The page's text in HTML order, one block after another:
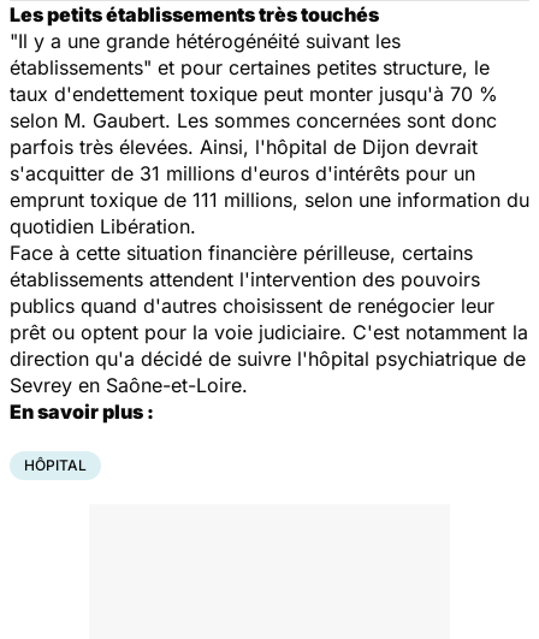
Les petits établissements très touchés
"Il y a une grande hétérogénéité suivant les
établissements" et pour certaines petites structure, le
taux d'endettement toxique peut monter jusqu'à 70 %
selon M. Gaubert. Les sommes concernées sont donc
parfois très élevées. Ainsi, l'hôpital de Dijon devrait
s'acquitter de 31 millions d'euros d'intérêts pour un
emprunt toxique de 111 millions, selon une information du
quotidien Libération.
Face à cette situation financière périlleuse, certains
établissements attendent l'intervention des pouvoirs
publics quand d'autres choisissent de renégocier leur
prêt ou optent pour la voie judiciaire. C'est notamment la
direction qu'a décidé de suivre l'hôpital psychiatrique de
Sevrey en Saône-et-Loire.
En savoir plus :
HÔPITAL